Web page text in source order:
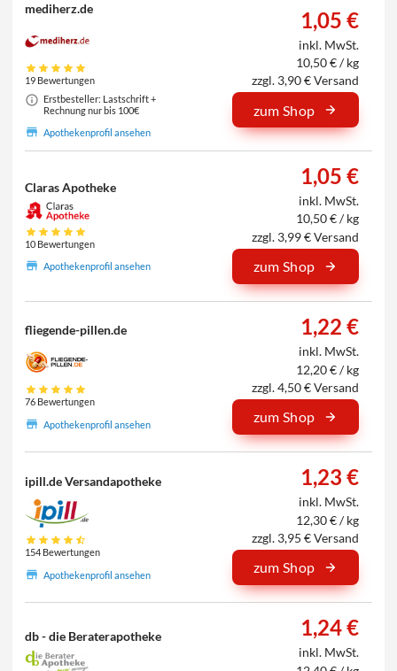
mediherz.de
19 Bewertungen
Erstbesteller: Lastschrift +
Rechnung nur bis 100€
Apothekenprofil ansehen
1,05 €
inkl. MwSt.
10,50 € / kg
zzgl. 3,90 € Versand
zum Shop
Claras Apotheke
10 Bewertungen
Apothekenprofil ansehen
1,05 €
inkl. MwSt.
10,50 € / kg
zzgl. 3,99 € Versand
zum Shop
fliegende-pillen.de
76 Bewertungen
Apothekenprofil ansehen
1,22 €
inkl. MwSt.
12,20 € / kg
zzgl. 4,50 € Versand
zum Shop
ipill.de Versandapotheke
154 Bewertungen
Apothekenprofil ansehen
1,23 €
inkl. MwSt.
12,30 € / kg
zzgl. 3,95 € Versand
zum Shop
db - die Beraterapotheke 1,24 €
inkl. MwSt.